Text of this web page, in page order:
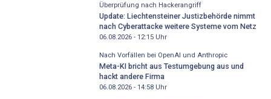
Überprüfung nach Hackerangriff
Update: Liechtensteiner Justizbehörde nimmt
nach Cyberattacke weitere Systeme vom Netz
06.08.2026 - 12:15Uhr
Nach Vorfällen bei OpenAI und Anthropic
Meta-KI bricht aus Testumgebung aus und
hackt andere Firma
06.08.2026 - 14:58Uhr